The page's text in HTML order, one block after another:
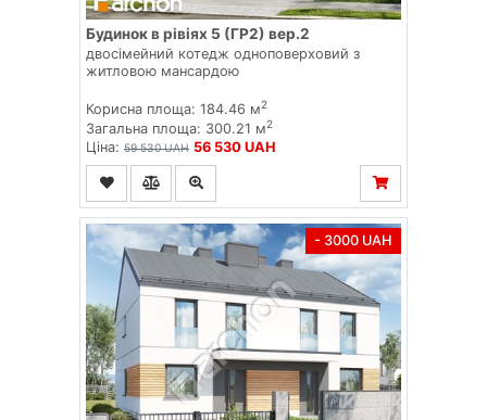
Будинок в рівіях 5 (ГР2) вер.2
двосімейний котедж одноповерховий з
житловою мансардою
Корисна площа: 184.46 м2
Загальна площа: 300.21 м2
Ціна: 59 530 UAH 56 530 UAH
- 3000 UAH